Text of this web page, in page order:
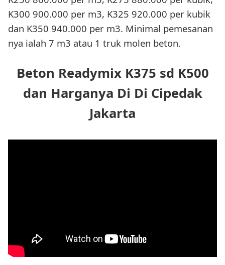
K300 900.000 per m3, K325 920.000 per kubik
dan K350 940.000 per m3. Minimal pemesanan
nya ialah 7 m3 atau 1 truk molen beton.
Beton Readymix K375 sd K500
dan Harganya Di Di Cipedak
Jakarta